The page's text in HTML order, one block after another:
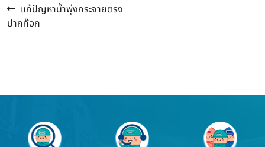
แนะแนว
เรื่อง
Previous
post:
แก้ปัญหาน้ำพุ่งกระจายตรง
ปากก๊อก